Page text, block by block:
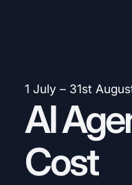
1 July – 31st
AI
Cost